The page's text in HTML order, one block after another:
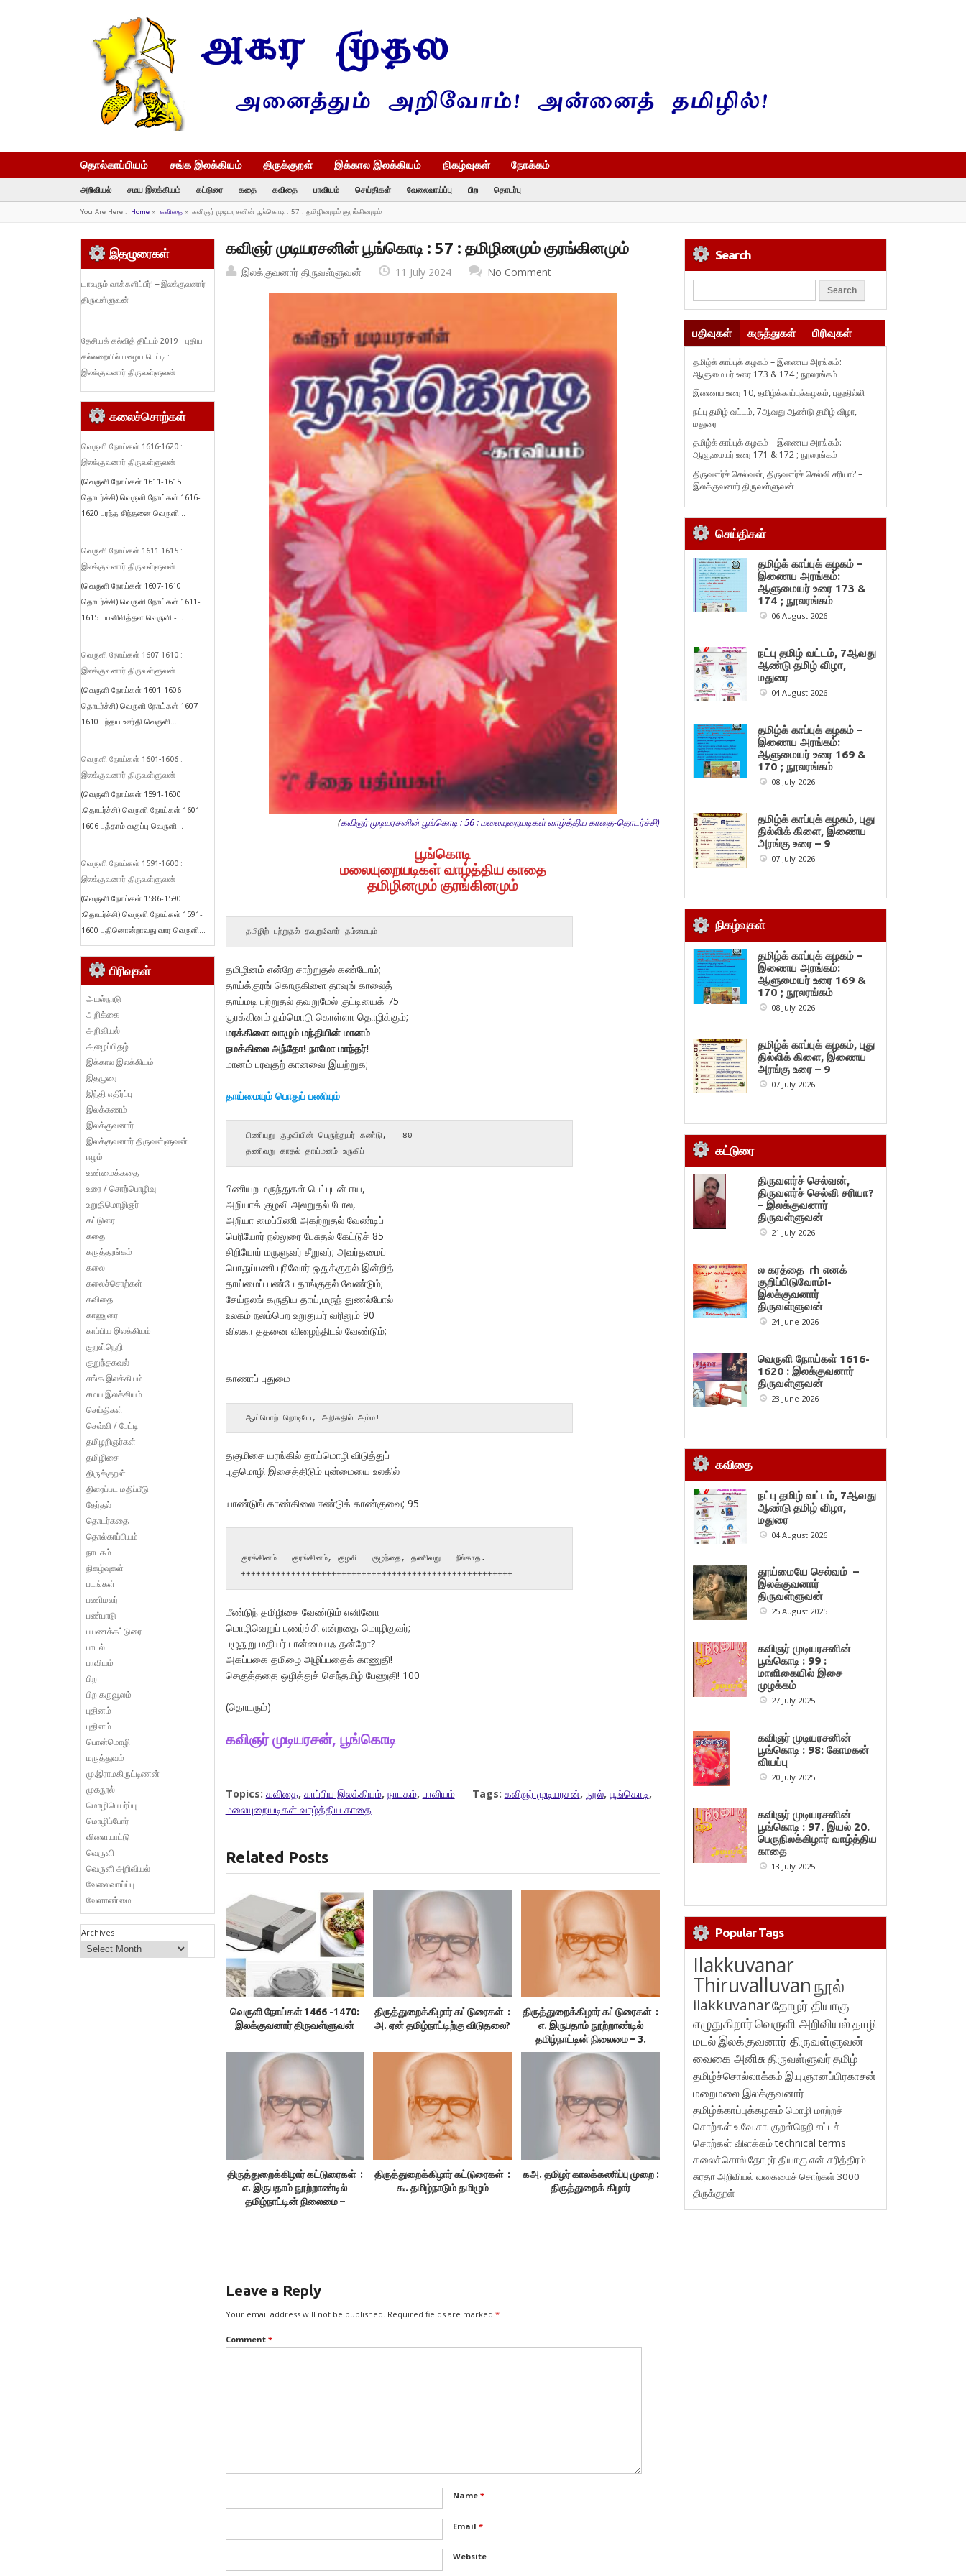
தொல்காப்பியம் சங்க இலக்கியம் திருக்குறள் இக்கால இலக்கியம் நிகழ்வுகள் நோக்கம்
அறிவியல் சமய இலக்கியம் கட்டுரை கதை கவிதை பாவியம் செய்திகள் வேலைவாய்ப்பு பிற தொடர்பு
You Are Here : Home» கவிதை» கவிஞர் முடியரசனின் பூங்கொடி : 57 : தமிழினமும் குரங்கினமும்
கவிஞர் முடியரசனின் பூங்கொடி : 57 : தமிழினமும் குரங்கினமும்
இலக்குவனார் திருவள்ளுவன் 11 July 2024 No Comment
(கவிஞர் முடியரசனின் பூங்கொடி : 56 : மலையுறையடிகள் வாழ்த்திய காதை-தொடர்ச்சி)
பூங்கொடி
மலையுறையடிகள் வாழ்த்திய காதை
தமிழினமும் குரங்கினமும்
தமிழிற் பற்றுதல் தவறுவோர் தம்மையும்
தமிழினம் என்றே சாற்றுதல் கண்டோம்;
தாய்க்குரங் கொருகிளை தாவுங் காலைத்
தாய்மடி பற்றுதல் தவறுமேல் குட்டியைக் 75
குரக்கினம் தம்மொடு கொள்ளா தொழிக்கும்;
மரக்கிளை வாழும் மந்தியின் மானம்
நமக்கிலை அந்தோ! நாமோ மாந்தர்!
மானம் பரவுதற் கானவை இயற்றுக;
தாய்மையும் பொதுப் பணியும்
தணிவறு காதல் தாய்மனம் உருகிப்
பிணியற மருந்துகள் பெட்புடன் ஈய,
அறியாக் குழவி அலறுதல் போல,
அறியா மைப்பிணி அகற்றுதல் வேண்டிப்
பெரியோர் நல்லுரை பேசுதல் கேட்டுச் 85
சிறியோர் மருளுவர் சீறுவர்; அவர்தமைப்
பொதுப்பணி புரிவோர் ஒதுக்குதல் இன்றித்
தாய்மைப் பண்பே தாங்குதல் வேண்டும்;
சேய்நலங் கருதிய தாய்,மருந் துணல்போல்
உலகம் நலம்பெற உறுதுயர் வரினும் 90
விலகா ததனை விழைந்திடல் வேண்டும்;
காணாப் புதுமை
ஆய்பொற் றொடியே, அறிகதில் அம்ம!
தகுமிசை யரங்கில் தாய்மொழி விடுத்துப்
புகுமொழி இசைத்திடும் புன்மையை உலகில்
யாண்டுங் காண்கிலை ஈண்டுக் காண்குவை; 95
-------------------------------------------------------
குரக்கினம் - குரங்கினம், குழவி - குழந்தை, தணிவறு - நீங்காத.
++++++++++++++++++++++++++++++++++++++++++++++++++++++
மீண்டுந் தமிழிசை வேண்டும் எனினோ
மொழிவெறுப் புணர்ச்சி என்றதை மொழிகுவர்;
பழுதுறு மதியர் பான்மையஃ தன்றோ?
அகப்பகை தமிழை அழிப்பதைக் காணுதி!
செகுத்ததை ஒழித்துச் செந்தமிழ் பேணுதி! 100
(தொடரும்)
கவிஞர் முடியரசன், பூங்கொடி
Topics: கவிதை, காப்பிய இலக்கியம், நாடகம், பாவியம் Tags: கவிஞர் முடியரசன், நூல், பூங்கொடி,
மலையுறையடிகள் வாழ்த்திய காதை
Related Posts
வெருளி நோய்கள் 1466 -1470:
இலக்குவனார் திருவள்ளுவன்
திருத்துறைக்கிழார் கட்டுரைகள் :
அ. ஏன் தமிழ்நாட்டிற்கு விடுதலை?
திருத்துறைக்கிழார் கட்டுரைகள் :
எ. இருபதாம் நூற்றாண்டில்
தமிழ்நாட்டின் நிலைமை – 3.
குமுகாய அமைப்பு, 4.பொருளியல்
நிலை, 5.மக்கள் வாழ்க்கை நிலை
திருத்துறைக்கிழார் கட்டுரைகள் :
எ. இருபதாம் நூற்றாண்டில்
தமிழ்நாட்டின் நிலைமை –
திருத்துறைக்கிழார் கட்டுரைகள் :
௬. தமிழ்நாடும் தமிழும்
கஅ. தமிழர் காலக்கணிப்பு முறை :
திருத்துறைக் கிழார்
Leave a Reply
Your email address will not be published. Required fields are marked *
Comment *
Name *
Email *
Website
இதழுரைகள்
யாவரும் வாக்களிப்பீர்! – இலக்குவனார்
திருவள்ளுவன்
தேசியக் கல்வித் திட்டம் 2019 – புதிய
கல்லறையில் பழைய பெட்டி :
இலக்குவனார் திருவள்ளுவன்
கலைச்சொற்கள்
வெருளி நோய்கள் 1616-1620 :
இலக்குவனார் திருவள்ளுவன்
(வெருளி நோய்கள் 1611-1615
தொடர்ச்சி) வெருளி நோய்கள் 1616-
1620 பரந்த சிந்தனை வெருளி...
வெருளி நோய்கள் 1611-1615 :
இலக்குவனார் திருவள்ளுவன்
(வெருளி நோய்கள் 1607-1610
தொடர்ச்சி) வெருளி நோய்கள் 1611-
1615 பயனிலித்தள வெருளி -...
வெருளி நோய்கள் 1607-1610 :
இலக்குவனார் திருவள்ளுவன்
(வெருளி நோய்கள் 1601-1606
தொடர்ச்சி) வெருளி நோய்கள் 1607-
1610 பந்தய ஊர்தி வெருளி...
வெருளி நோய்கள் 1601-1606 :
இலக்குவனார் திருவள்ளுவன்
(வெருளி நோய்கள் 1591-1600
:தொடர்ச்சி) வெருளி நோய்கள் 1601-
1606 பத்தாம் வகுப்பு வெருளி...
வெருளி நோய்கள் 1591-1600 :
இலக்குவனார் திருவள்ளுவன்
(வெருளி நோய்கள் 1586-1590
:தொடர்ச்சி) வெருளி நோய்கள் 1591-
1600 பதினொன்றாவது வார வெருளி...
பிரிவுகள்
அயல்நாடு
அறிக்கை
அறிவியல்
அழைப்பிதழ்
இக்கால இலக்கியம்
இதழுரை
இந்தி எதிர்ப்பு
இலக்கணம்
இலக்குவனார்
இலக்குவனார் திருவள்ளுவன்
ஈழம்
உண்மைக்கதை
உரை / சொற்பொழிவு
உறுதிமொழிஞர்
கட்டுரை
கதை
கருத்தரங்கம்
கலை
கலைச்சொற்கள்
கவிதை
காணுரை
காப்பிய இலக்கியம்
குறள்நெறி
குறுந்தகவல்
சங்க இலக்கியம்
சமய இலக்கியம்
செய்திகள்
செவ்வி / பேட்டி
தமிழறிஞர்கள்
தமிழிசை
திருக்குறள்
திரைப்பட மதிப்பீடு
தேர்தல்
தொடர்கதை
தொல்காப்பியம்
நாடகம்
நிகழ்வுகள்
படங்கள்
பணிமலர்
பண்பாடு
பயணக்கட்டுரை
பாடல்
பாவியம்
பிற
பிற கருவூலம்
புதினம்
புதினம்
பொன்மொழி
மருத்துவம்
மு.இராமகிருட்டிணன்
முகநூல்
மொழிபெயர்ப்பு
மொழிப்போர்
விளையாட்டு
வெருளி
வெருளி அறிவியல்
வேலைவாய்ப்பு
வேளாண்மை
Archives
Search
பதிவுகள் கருத்துகள் பிரிவுகள்
தமிழ்க் காப்புக் கழகம் – இணைய அரங்கம்:
ஆளுமையர் உரை 173 & 174 ; நூலரங்கம்
இணைய உரை 10, தமிழ்க்காப்புக்கழகம், புதுதில்லி
நட்பு தமிழ் வட்டம், 7ஆவது ஆண்டு தமிழ் விழா,
மதுரை
தமிழ்க் காப்புக் கழகம் – இணைய அரங்கம்:
ஆளுமையர் உரை 171 & 172 ; நூலரங்கம்
திருவளர்ச் செல்வன், திருவளர்ச் செல்வி சரியா? –
இலக்குவனார் திருவள்ளுவன்
செய்திகள்
தமிழ்க் காப்புக் கழகம் –
இணைய அரங்கம்:
ஆளுமையர் உரை 173 &
174 ; நூலரங்கம்
06 August 2026
நட்பு தமிழ் வட்டம், 7ஆவது
ஆண்டு தமிழ் விழா,
மதுரை
04 August 2026
தமிழ்க் காப்புக் கழகம் –
இணைய அரங்கம்:
ஆளுமையர் உரை 169 &
170 ; நூலரங்கம்
08 July 2026
தமிழ்க் காப்புக் கழகம், புது
தில்லிக் கிளை, இணைய
அரங்கு உரை – 9
07 July 2026
நிகழ்வுகள்
தமிழ்க் காப்புக் கழகம் –
இணைய அரங்கம்:
ஆளுமையர் உரை 169 &
170 ; நூலரங்கம்
08 July 2026
தமிழ்க் காப்புக் கழகம், புது
தில்லிக் கிளை, இணைய
அரங்கு உரை – 9
07 July 2026
கட்டுரை
திருவளர்ச் செல்வன்,
திருவளர்ச் செல்வி சரியா?
– இலக்குவனார்
திருவள்ளுவன்
21 July 2026
ல கரத்தை rh எனக்
குறிப்பிடுவோம்!-
இலக்குவனார்
திருவள்ளுவன்
24 June 2026
வெருளி நோய்கள் 1616-
1620 : இலக்குவனார்
திருவள்ளுவன்
23 June 2026
கவிதை
நட்பு தமிழ் வட்டம், 7ஆவது
ஆண்டு தமிழ் விழா,
மதுரை
04 August 2026
தூய்மையே செல்வம் –
இலக்குவனார்
திருவள்ளுவன்
25 August 2025
கவிஞர் முடியரசனின்
பூங்கொடி : 99 :
மாளிகையில் இசை
முழக்கம்
27 July 2025
கவிஞர் முடியரசனின்
பூங்கொடி : 98: கோமகன்
வியப்பு
20 July 2025
கவிஞர் முடியரசனின்
பூங்கொடி : 97. இயல் 20.
பெருநிலக்கிழார் வாழ்த்திய
காதை
13 July 2025
Popular Tags
Ilakkuvanar
Thiruvalluvanநூல்
ilakkuvanarதோழர் தியாகு
எழுதுகிறார்வெருளி அறிவியல்தாழி
மடல்இலக்குவனார் திருவள்ளுவன்
வைகை அனிசுதிருவள்ளுவர்தமிழ்
தமிழ்ச்சொல்லாக்கம் இ.பு.ஞானப்பிரகாசன்
மறைமலை இலக்குவனார்
தமிழ்க்காப்புக்கழகம் மொழி மாற்றச்
சொற்கள்உ.வே.சா. குறள்நெறி சட்டச்
சொற்கள் விளக்கம்technical terms
கலைச்சொல்தோழர் தியாகுஎன் சரித்திரம்
சுரதாஅறிவியல் வகைமைச் சொற்கள் 3000
திருக்குறள்